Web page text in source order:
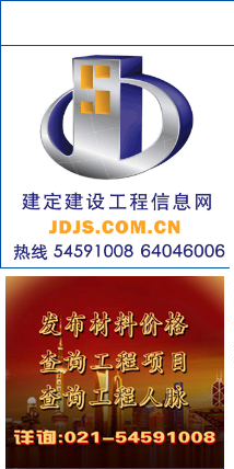
石英灯 [采购中]
铝扣版 [采购中]
陶瓷制品 [采购中]
变配电 [采购中]
电线电缆 [采购中]
空调设备 [采购中]
光源灯具 [采购中]
陶瓷制品 [采购中]
油漆涂料
电气控制开关 [采购中]
卫浴洁具
[采购中]
仪器仪表 [采购中]
火灾自动报警系统 [采购中]
墙地面砖 [采购中]
运输机摊铺机